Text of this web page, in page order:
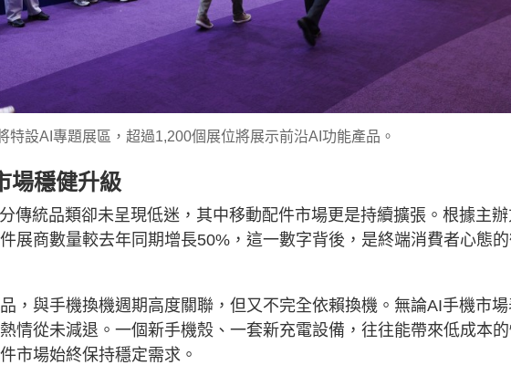
特設AI專題展區，超過1,200個展位將展示前沿AI功能產品。
場穩健升級
傳統品類卻未呈現低迷，其中移動配件市場更是持續擴張。根據主
展商數量較去年同期增長50%，這一數字背後，是終端消費者心態
，與手機換機週期高度關聯，但又不完全依賴換機。無論AI手機市
情從未減退。一個新手機殼、一套新充電設備，往往能帶來低成本
市場始終保持穩定需求。